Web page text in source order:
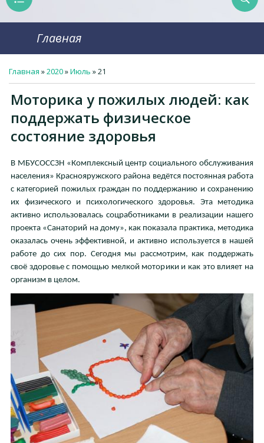
Главная
Главная »2020»Июль »21
Моторика у пожилых людей: как
поддержать физическое
состояние здоровья
В МБУСОССЗН «Комплексный центр социального обслуживания
населения» Краснояружского района ведётся постоянная работа
с категорией пожилых граждан по поддержанию и сохранению
их физического и психологического здоровья. Эта методика
активно использовалась соцработниками в реализации нашего
проекта «Санаторий на дому», как показала практика, методика
оказалась очень эффективной, и активно используется в нашей
работе до сих пор. Сегодня мы рассмотрим, как поддержать
своё здоровье с помощью мелкой моторики и как это влияет на
организм в целом.